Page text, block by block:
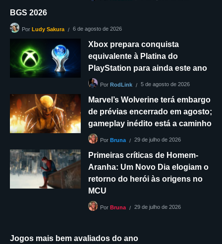
BGS 2026
Por Ludy Sakura 6 de agosto de 2026
Xbox prepara conquista
equivalente à Platina do
PlayStation para ainda este ano
Por RodLink 5 de agosto de 2026
Marvel’s Wolverine terá embargo
de prévias encerrado em agosto;
gameplay inédito está a caminho
Por Bruna 29 de julho de 2026
Primeiras críticas de Homem-
Aranha: Um Novo Dia elogiam o
retorno do herói às origens no
MCU
Por Bruna 29 de julho de 2026
Jogos mais bem avaliados do ano